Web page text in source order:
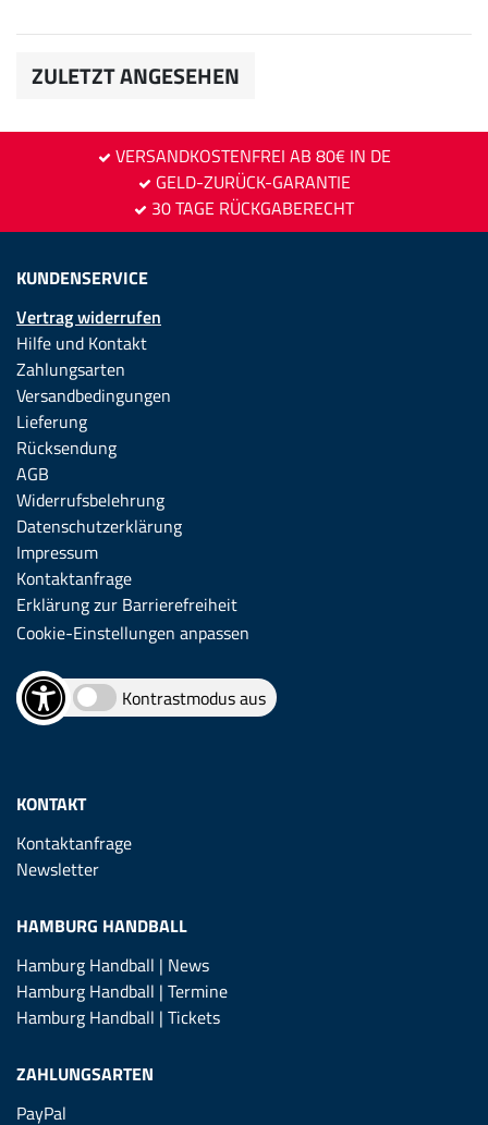
ZULETZT ANGESEHEN
VERSANDKOSTENFREI AB 80€ IN DE
GELD-ZURÜCK-GARANTIE
30 TAGE RÜCKGABERECHT
KUNDENSERVICE
Vertrag widerrufen
Hilfe und Kontakt
Zahlungsarten
Versandbedingungen
Lieferung
Rücksendung
AGB
Widerrufsbelehrung
Datenschutzerklärung
Impressum
Kontaktanfrage
Erklärung zur Barrierefreiheit
Cookie-Einstellungen anpassen
Kontrastmodus aus
KONTAKT
Kontaktanfrage
Newsletter
HAMBURG HANDBALL
Hamburg Handball | News
Hamburg Handball | Termine
Hamburg Handball | Tickets
ZAHLUNGSARTEN
PayPal